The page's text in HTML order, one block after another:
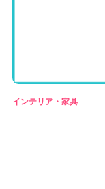
インテリア・家具